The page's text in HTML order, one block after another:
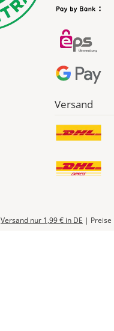
Versand
Versand nur 1,99 € in DE | Preise